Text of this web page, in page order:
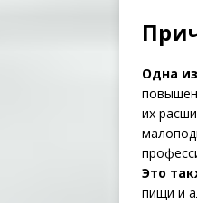
Одна
их
Это
пищи и